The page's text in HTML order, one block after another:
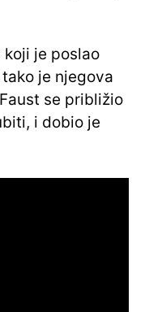
koji je poslao
je njegova
se približio
i dobio je